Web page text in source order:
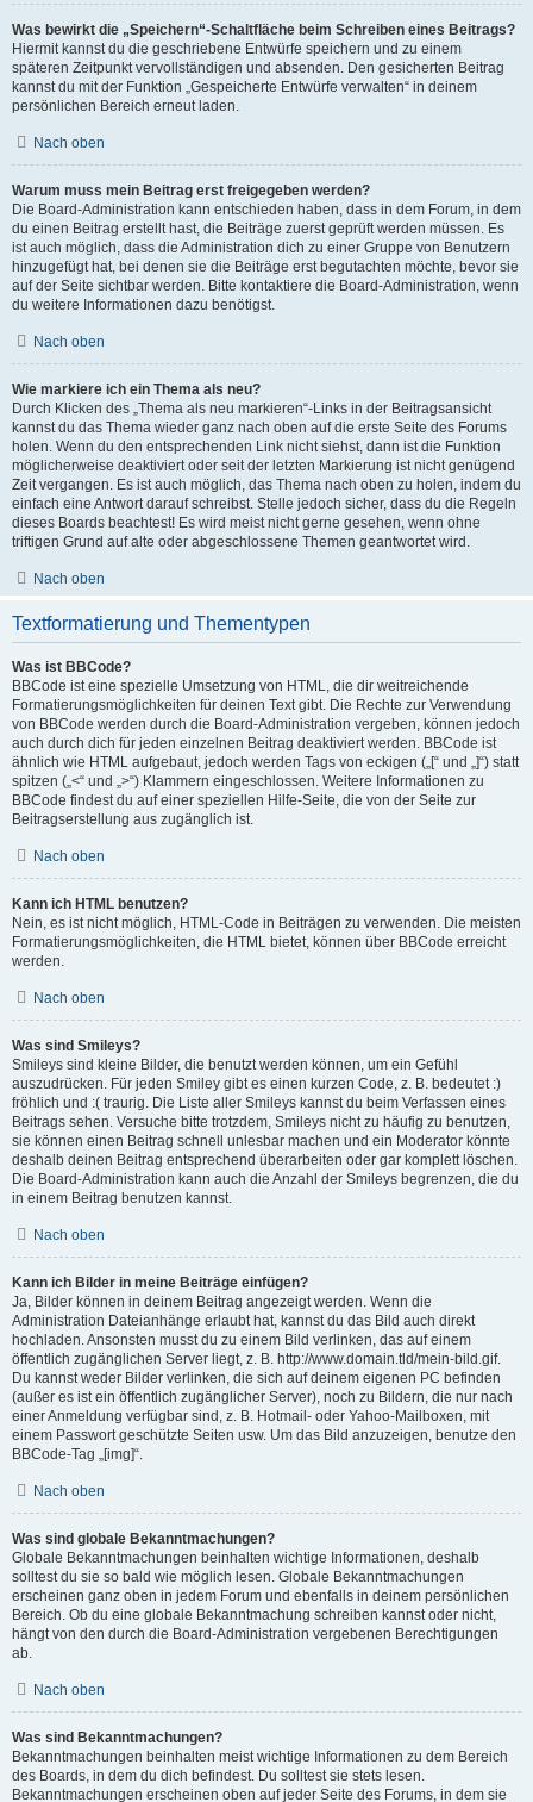
Was bewirkt die „Speichern“-Schaltfläche beim Schreiben eines Beitrags?
Hiermit kannst du die geschriebene Entwürfe speichern und zu einem
späteren Zeitpunkt vervollständigen und absenden. Den gesicherten Beitrag
kannst du mit der Funktion „Gespeicherte Entwürfe verwalten“ in deinem
persönlichen Bereich erneut laden.
Nach oben
Warum muss mein Beitrag erst freigegeben werden?
Die Board-Administration kann entschieden haben, dass in dem Forum, in dem
du einen Beitrag erstellt hast, die Beiträge zuerst geprüft werden müssen. Es
ist auch möglich, dass die Administration dich zu einer Gruppe von Benutzern
hinzugefügt hat, bei denen sie die Beiträge erst begutachten möchte, bevor sie
auf der Seite sichtbar werden. Bitte kontaktiere die Board-Administration, wenn
du weitere Informationen dazu benötigst.
Nach oben
Wie markiere ich ein Thema als neu?
Durch Klicken des „Thema als neu markieren“-Links in der Beitragsansicht
kannst du das Thema wieder ganz nach oben auf die erste Seite des Forums
holen. Wenn du den entsprechenden Link nicht siehst, dann ist die Funktion
möglicherweise deaktiviert oder seit der letzten Markierung ist nicht genügend
Zeit vergangen. Es ist auch möglich, das Thema nach oben zu holen, indem du
einfach eine Antwort darauf schreibst. Stelle jedoch sicher, dass du die Regeln
dieses Boards beachtest! Es wird meist nicht gerne gesehen, wenn ohne
triftigen Grund auf alte oder abgeschlossene Themen geantwortet wird.
Nach oben
Textformatierung und Thementypen
Was ist BBCode?
BBCode ist eine spezielle Umsetzung von HTML, die dir weitreichende
Formatierungsmöglichkeiten für deinen Text gibt. Die Rechte zur Verwendung
von BBCode werden durch die Board-Administration vergeben, können jedoch
auch durch dich für jeden einzelnen Beitrag deaktiviert werden. BBCode ist
ähnlich wie HTML aufgebaut, jedoch werden Tags von eckigen („[“ und „]“) statt
spitzen („<“ und „>“) Klammern eingeschlossen. Weitere Informationen zu
BBCode findest du auf einer speziellen Hilfe-Seite, die von der Seite zur
Beitragserstellung aus zugänglich ist.
Nach oben
Kann ich HTML benutzen?
Nein, es ist nicht möglich, HTML-Code in Beiträgen zu verwenden. Die meisten
Formatierungsmöglichkeiten, die HTML bietet, können über BBCode erreicht
werden.
Nach oben
Was sind Smileys?
Smileys sind kleine Bilder, die benutzt werden können, um ein Gefühl
auszudrücken. Für jeden Smiley gibt es einen kurzen Code, z. B. bedeutet :)
fröhlich und :( traurig. Die Liste aller Smileys kannst du beim Verfassen eines
Beitrags sehen. Versuche bitte trotzdem, Smileys nicht zu häufig zu benutzen,
sie können einen Beitrag schnell unlesbar machen und ein Moderator könnte
deshalb deinen Beitrag entsprechend überarbeiten oder gar komplett löschen.
Die Board-Administration kann auch die Anzahl der Smileys begrenzen, die du
in einem Beitrag benutzen kannst.
Nach oben
Kann ich Bilder in meine Beiträge einfügen?
Ja, Bilder können in deinem Beitrag angezeigt werden. Wenn die
Administration Dateianhänge erlaubt hat, kannst du das Bild auch direkt
hochladen. Ansonsten musst du zu einem Bild verlinken, das auf einem
öffentlich zugänglichen Server liegt, z. B. http://www.domain.tld/mein-bild.gif.
Du kannst weder Bilder verlinken, die sich auf deinem eigenen PC befinden
(außer es ist ein öffentlich zugänglicher Server), noch zu Bildern, die nur nach
einer Anmeldung verfügbar sind, z. B. Hotmail- oder Yahoo-Mailboxen, mit
einem Passwort geschützte Seiten usw. Um das Bild anzuzeigen, benutze den
BBCode-Tag „[img]“.
Nach oben
Was sind globale Bekanntmachungen?
Globale Bekanntmachungen beinhalten wichtige Informationen, deshalb
solltest du sie so bald wie möglich lesen. Globale Bekanntmachungen
erscheinen ganz oben in jedem Forum und ebenfalls in deinem persönlichen
Bereich. Ob du eine globale Bekanntmachung schreiben kannst oder nicht,
hängt von den durch die Board-Administration vergebenen Berechtigungen
ab.
Nach oben
Was sind Bekanntmachungen?
Bekanntmachungen beinhalten meist wichtige Informationen zu dem Bereich
des Boards, in dem du dich befindest. Du solltest sie stets lesen.
Bekanntmachungen erscheinen oben auf jeder Seite des Forums, in dem sie